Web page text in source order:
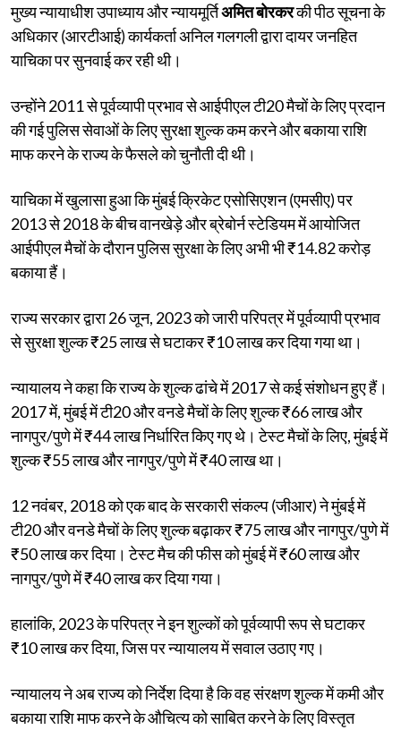
मुख्य न्यायाधीश उपाध्याय और न्यायमूर्तिअमित बोरकरकी पीठ सूचना के
अधिकार (आरटीआई) कार्यकर्ता अनिल गलगली द्वारा दायर जनहित
याचिका पर सुनवाई कर रही थी।
उन्होंने 2011 से पूर्वव्यापी प्रभाव से आईपीएल टी20 मैचों के लिए प्रदान
की गई पुलिस सेवाओं के लिए सुरक्षा शुल्क कम करने और बकाया राशि
माफ करने के राज्य के फैसले को चुनौती दी थी।
याचिका में खुलासा हुआ कि मुंबई क्रिकेट एसोसिएशन (एमसीए) पर
2013 से 2018 के बीच वानखेड़े और ब्रेबोर्न स्टेडियम में आयोजित
आईपीएल मैचों के दौरान पुलिस सुरक्षा के लिए अभी भी ₹14.82 करोड़
बकाया हैं।
राज्य सरकार द्वारा 26 जून, 2023 को जारी परिपत्र में पूर्वव्यापी प्रभाव
से सुरक्षा शुल्क ₹25 लाख से घटाकर ₹10 लाख कर दिया गया था।
न्यायालय ने कहा कि राज्य के शुल्क ढांचे में 2017 से कई संशोधन हुए हैं।
2017 में, मुंबई में टी20 और वनडे मैचों के लिए शुल्क ₹66 लाख और
नागपुर/पुणे में ₹44 लाख निर्धारित किए गए थे। टेस्ट मैचों के लिए, मुंबई में
शुल्क ₹55 लाख और नागपुर/पुणे में ₹40 लाख था।
12 नवंबर, 2018 को एक बाद के सरकारी संकल्प (जीआर) ने मुंबई में
टी20 और वनडे मैचों के लिए शुल्क बढ़ाकर ₹75 लाख और नागपुर/पुणे में
₹50 लाख कर दिया। टेस्ट मैच की फीस को मुंबई में ₹60 लाख और
नागपुर/पुणे में ₹40 लाख कर दिया गया।
हालांकि, 2023 के परिपत्र ने इन शुल्कों को पूर्वव्यापी रूप से घटाकर
₹10 लाख कर दिया, जिस पर न्यायालय में सवाल उठाए गए।
न्यायालय ने अब राज्य को निर्देश दिया है कि वह संरक्षण शुल्क में कमी और
बकाया राशि माफ करने के औचित्य को साबित करने के लिए विस्तृत